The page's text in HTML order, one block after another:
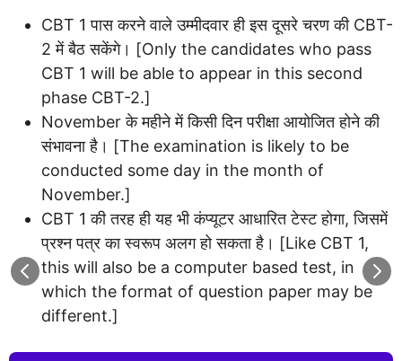
CBT 1 पास करने वाले उम्मीदवार ही इस दूसरे चरण की CBT-
2 में बैठ सकेंगे। [Only the candidates who pass
CBT 1 will be able to appear in this second
phase CBT-2.]
November के महीने में किसी दिन परीक्षा आयोजित होने की
संभावना है। [The examination is likely to be
conducted some day in the month of
November.]
CBT 1 की तरह ही यह भी कंप्यूटर आधारित टेस्ट होगा, जिसमें
प्रश्न पत्र का स्वरूप अलग हो सकता है। [Like CBT 1,
this will also be a computer based test, in
which the format of question paper may be
different.]